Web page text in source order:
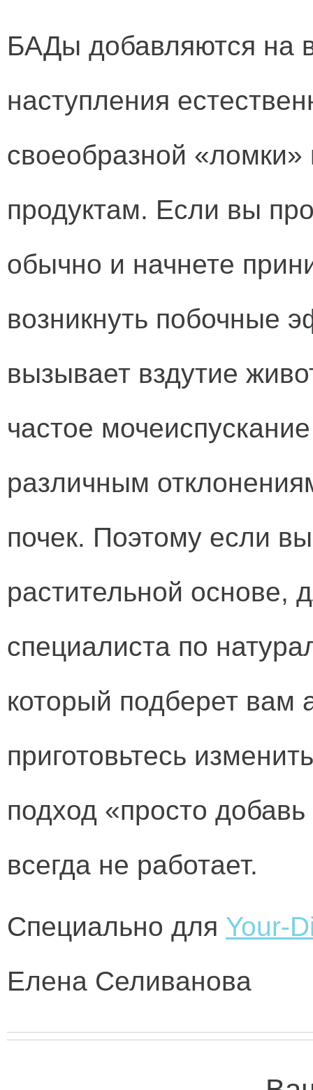
БАДы добавляются на
наступления
своеобразной
продуктам. Если вы
обычно и начнете
возникнуть побочные
вызывает вздутие
частое
различным
почек. Поэтому если
растительной основе,
специалиста по
который подберет вам
приготовьтесь
подход «просто добавь
всегда не работает.
Специально для Your-
Елена Селиванова